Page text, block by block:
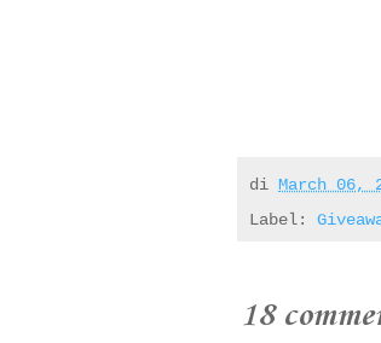
di March 06,
Label:
18